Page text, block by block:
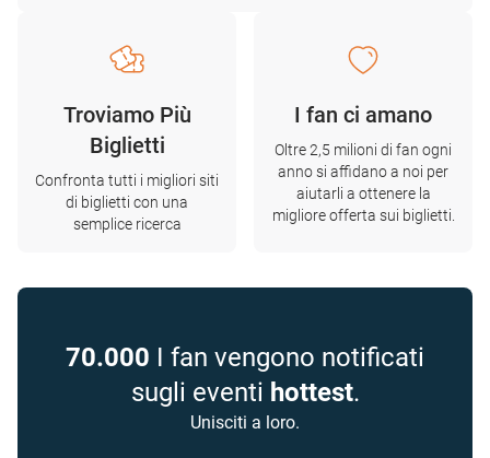
Troviamo Più
Biglietti
Confronta tutti i migliori siti
di biglietti con una
semplice ricerca
I fan ci amano
Oltre 2,5 milioni di fan ogni
anno si affidano a noi per
aiutarli a ottenere la
migliore offerta sui biglietti.
70.000 I fan vengono notificati
sugli eventi hottest.
Unisciti a loro.